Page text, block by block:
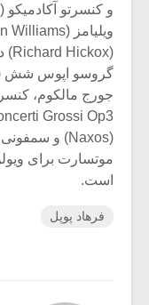
موتسارت برای
است.
فرهاد پوپل